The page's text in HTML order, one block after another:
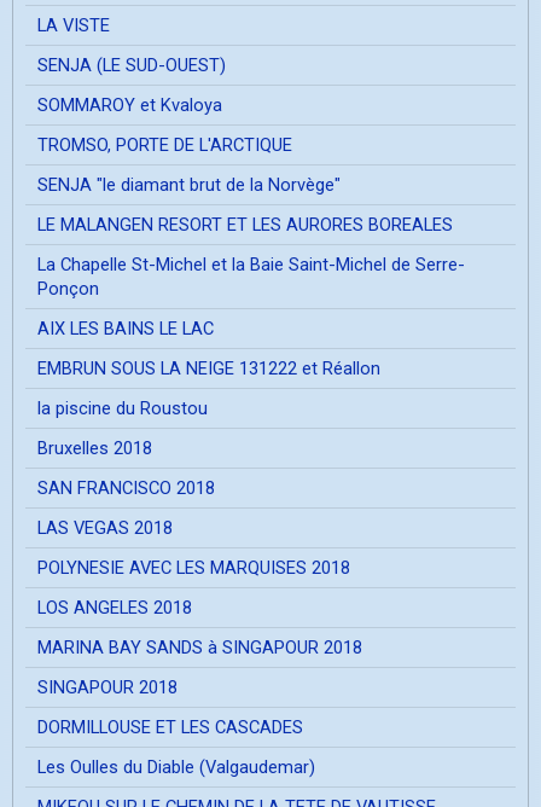
LA VISTE
SENJA (LE SUD-OUEST)
SOMMAROY et Kvaloya
TROMSO, PORTE DE L'ARCTIQUE
SENJA "le diamant brut de la Norvège"
LE MALANGEN RESORT ET LES AURORES BOREALES
La Chapelle St-Michel et la Baie Saint-Michel de Serre-
Ponçon
AIX LES BAINS LE LAC
EMBRUN SOUS LA NEIGE 131222 et Réallon
la piscine du Roustou
Bruxelles 2018
SAN FRANCISCO 2018
LAS VEGAS 2018
POLYNESIE AVEC LES MARQUISES 2018
LOS ANGELES 2018
MARINA BAY SANDS à SINGAPOUR 2018
SINGAPOUR 2018
DORMILLOUSE ET LES CASCADES
Les Oulles du Diable (Valgaudemar)